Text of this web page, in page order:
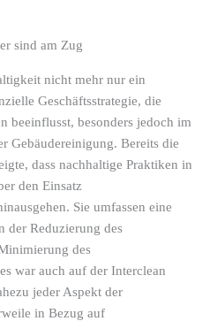
sind am Zug
nicht mehr nur ein
Geschäftsstrategie, die
beeinflusst, besonders jedoch im
Gebäudereinigung. Bereits die
dass nachhaltige Praktiken in
den Einsatz
Sie umfassen eine
der Reduzierung des
des
war auch auf der Interclean
jeder Aspekt der
in Bezug auf